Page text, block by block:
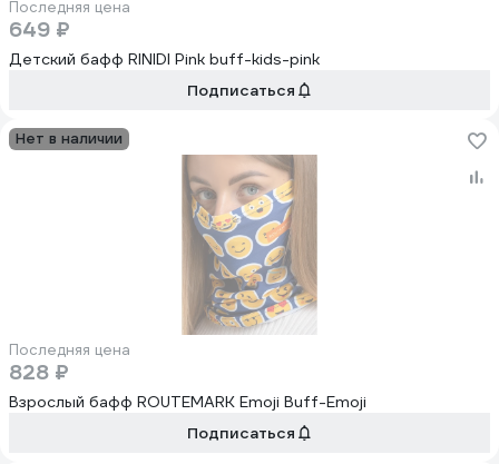
Последняя цена
649 ₽
Детский бафф RINIDI Pink buff-kids-pink
Подписаться
Нет в наличии
Последняя цена
828 ₽
Взрослый бафф ROUTEMARK Emoji Buff-Emoji
Подписаться